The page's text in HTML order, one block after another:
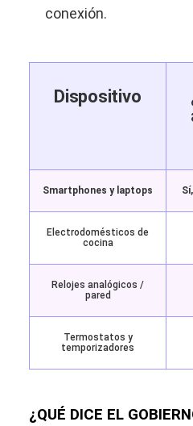
conexión.
Dispositivo
Smartphones y laptops
Electrodomésticos de
cocina
Relojes analógicos /
pared
Termostatos y
temporizadores
¿QUÉ DICE EL